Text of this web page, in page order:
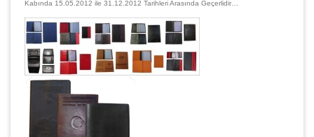
Kabında 15.05.2012 ile 31.12.2012 Tarihleri Arasında Geçerlidir…